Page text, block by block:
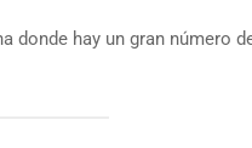
donde hay un gran número